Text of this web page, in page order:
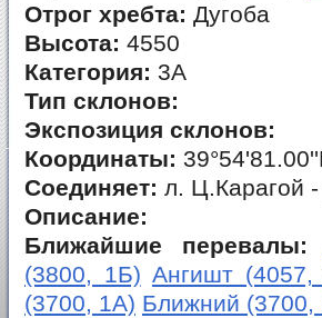
Отрог хребта: Дугоба
Высота: 4550
Категория: 3А
Тип склонов:
Экспозиция склонов:
Координаты:
Соединяет: л. Ц.Карагой
Описание:
Ближайшие перевалы:
(3800, 1Б) Ангишт (4057,
(3700, 1А) Ближний (3700,